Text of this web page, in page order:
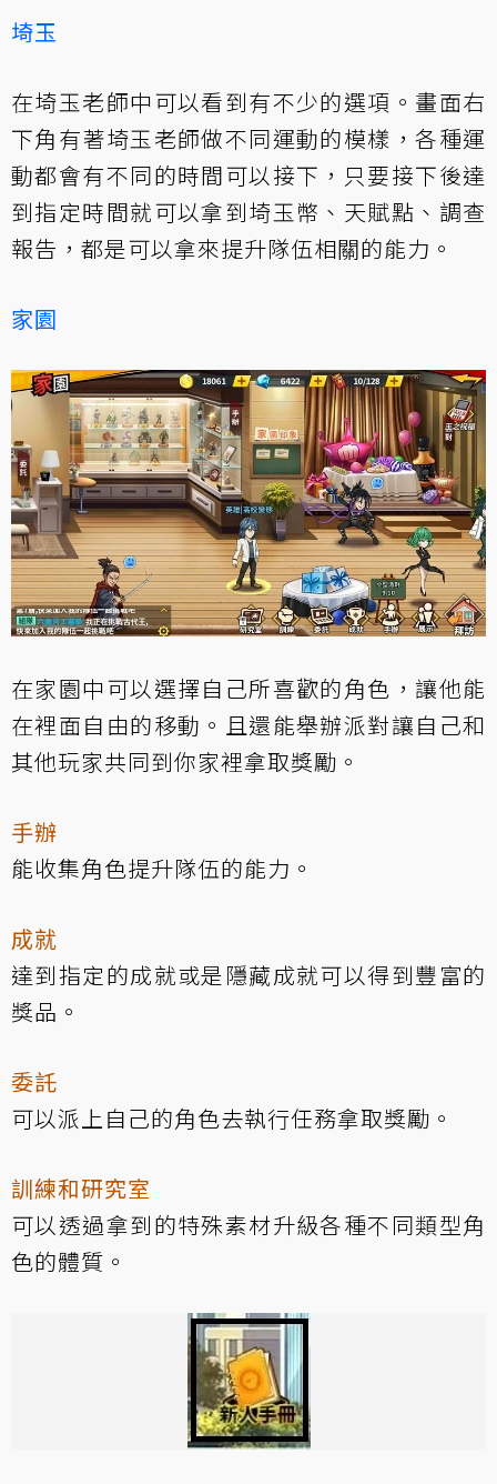
埼玉
在埼玉老師中可以看到有不少的選項。畫面右
下角有著埼玉老師做不同運動的模樣，各種運
動都會有不同的時間可以接下，只要接下後達
到指定時間就可以拿到埼玉幣、天賦點、調查
報告，都是可以拿來提升隊伍相關的能力。
家園
在家園中可以選擇自己所喜歡的角色，讓他能
在裡面自由的移動。且還能舉辦派對讓自己和
其他玩家共同到你家裡拿取獎勵。
手辦
能收集角色提升隊伍的能力。
成就
達到指定的成就或是隱藏成就可以得到豐富的
獎品。
委託
可以派上自己的角色去執行任務拿取獎勵。
訓練和研究室
可以透過拿到的特殊素材升級各種不同類型角
色的體質。